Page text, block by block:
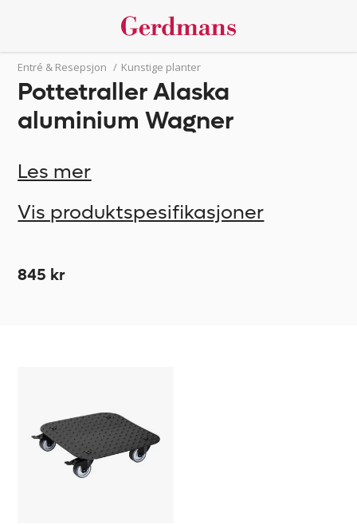
Entré & Resepsjon / Kunstige planter
Pottetraller Alaska
aluminium Wagner
Les mer
Vis produktspesifikasjoner
845 kr
Wagner,
lastekapasitet